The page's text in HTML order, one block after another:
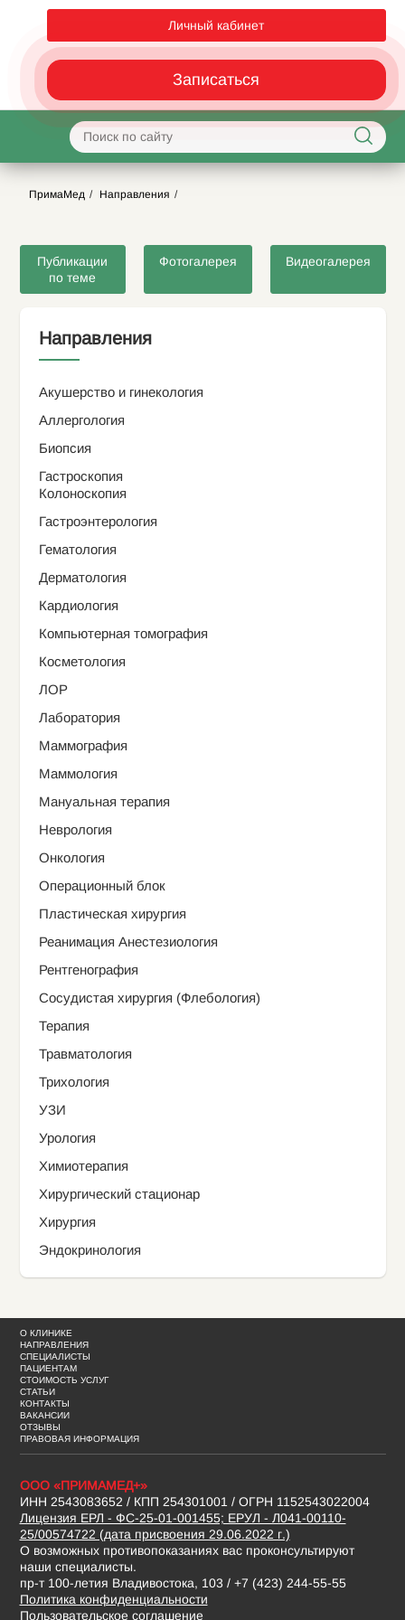
Личный кабинет
Записаться
ПримаМед Направления
Публикации
по теме
Фотогалерея Видеогалерея
Направления
Акушерство и гинекология
Аллергология
Биопсия
Гастроскопия
Колоноскопия
Гастроэнтерология
Гематология
Дерматология
Кардиология
Компьютерная томография
Косметология
ЛОР
Лаборатория
Маммография
Маммология
Мануальная терапия
Неврология
Онкология
Операционный блок
Пластическая хирургия
Реанимация Анестезиология
Рентгенография
Сосудистая хирургия (Флебология)
Терапия
Травматология
Трихология
УЗИ
Урология
Химиотерапия
Хирургический стационар
Хирургия
Эндокринология
О КЛИНИКЕ
НАПРАВЛЕНИЯ
СПЕЦИАЛИСТЫ
ПАЦИЕНТАМ
СТОИМОСТЬ УСЛУГ
СТАТЬИ
КОНТАКТЫ
ВАКАНСИИ
ОТЗЫВЫ
ПРАВОВАЯ ИНФОРМАЦИЯ
ООО «ПРИМАМЕД+»
ИНН 2543083652 / КПП 254301001 / ОГРН 1152543022004
Лицензия ЕРЛ - ФС-25-01-001455; ЕРУЛ - Л041-00110-
25/00574722 (дата присвоения 29.06.2022 г.)
О возможных противопоказаниях вас проконсультируют
наши специалисты.
пр-т 100-летия Владивостока, 103 / +7 (423) 244-55-55
Политика конфиденциальности
Пользовательское соглашение